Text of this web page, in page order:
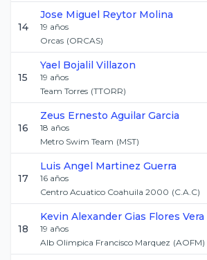
14
Jose Miguel Reytor Molina
19 años
Orcas (ORCAS)
15
Yael Bojalil Villazon
19 años
Team Torres (TTORR)
16
Zeus Ernesto Aguilar Garcia
18 años
Metro Swim Team (MST)
17
Luis Angel Martinez Guerra
16 años
Centro Acuatico Coahuila 2000 (C.A.C)
18
Kevin Alexander Gias Flores Vera
19 años
Alb Olimpica Francisco Marquez (AOFM)